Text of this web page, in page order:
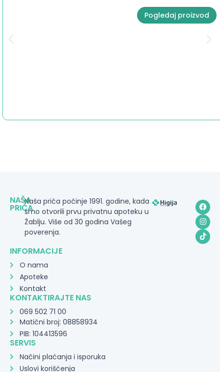
Pogledaj proizvod
NAŠA
PRIČA
Naša priča počinje 1991. godine, kada
smo otvorili prvu privatnu apoteku u
Žablju. Više od 30 godina Vašeg
poverenja.
INFORMACIJE
O nama
Apoteke
Kontakt
KONTAKTIRAJTE NAS
069 502 71 00
Matični broj: 08858934
PIB: 104413596
SERVIS
Načini plaćanja i isporuka
Uslovi korišćenja